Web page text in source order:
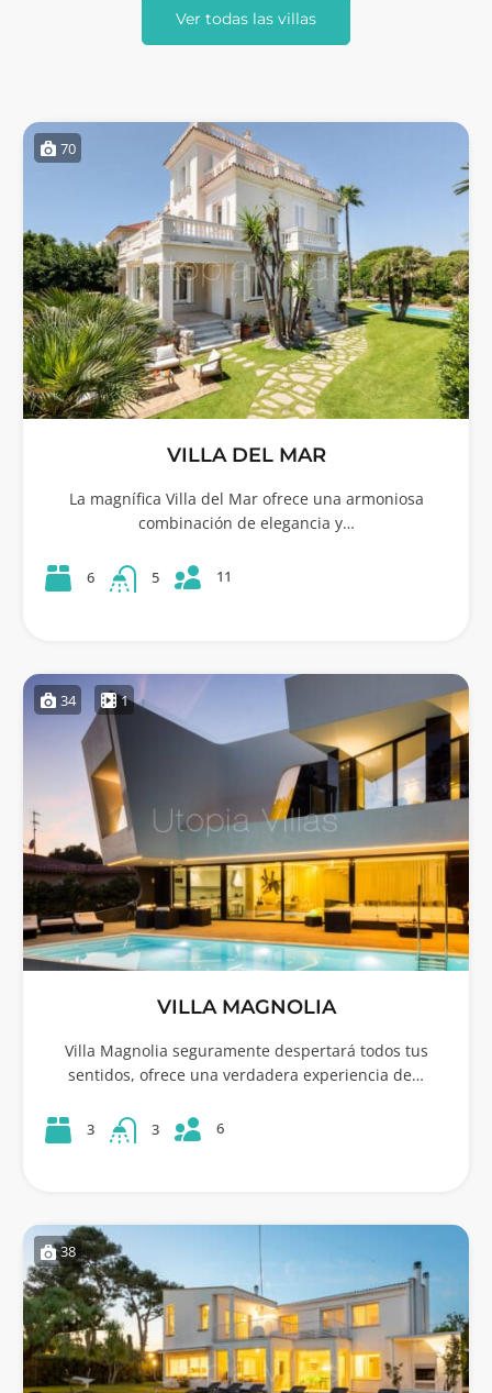
Ver todas las villas
70
VILLA DEL MAR
La magnífica Villa del Mar ofrece una armoniosa
combinación de elegancia y…
6 5 11
34 1
VILLA MAGNOLIA
Villa Magnolia seguramente despertará todos tus
sentidos, ofrece una verdadera experiencia de…
3 3 6
38